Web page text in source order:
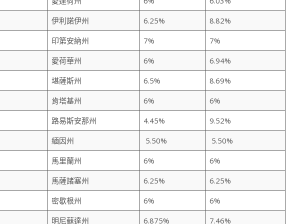
伊利諾伊州 6.25%
8.82%
印第安納州 7%
7%
愛荷華州 6%
6.94%
堪薩斯州 6.5%
8.69%
肯塔基州 6%
6%
路易斯安那州 4.45%
9.52%
緬因州 5.50%
5.50%
馬里蘭州 6%
6%
馬薩諸塞州 6.25%
6.25%
密歇根州 6%
6%
明尼蘇達州 6.875% 7.46%